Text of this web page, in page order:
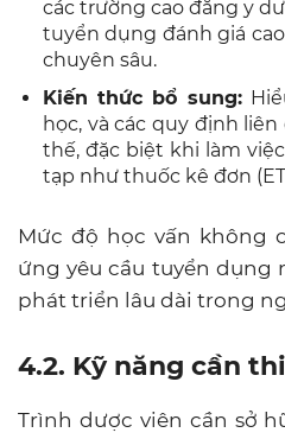
các trường cao đẳng y
tuyển dụng đánh giá
chuyên sâu.
Kiến thức bổ sung:
học, và các quy định
thế, đặc biệt khi làm
tạp như thuốc kê đơn
Mức độ học vấn không
ứng yêu cầu tuyển dụng
phát triển lâu dài trong
4.2. Kỹ năng cần
Trình dược viên cần sở